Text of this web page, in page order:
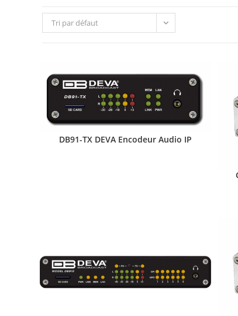
Tri par défaut
DB91-TX DEVA Encodeur Audio IP